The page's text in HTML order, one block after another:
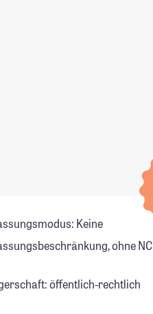
Keine
ohne NC
öffentlich-rechtlich